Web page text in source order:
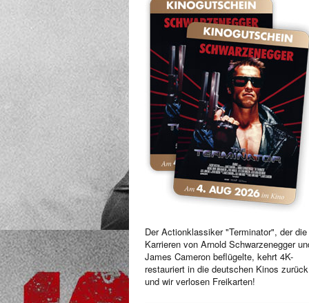
Der Actionklassiker "Terminator", der die
Karrieren von Arnold Schwarzenegger
James Cameron beflügelte, kehrt 4K-
restauriert in die deutschen Kinos zurück
und wir verlosen Freikarten!